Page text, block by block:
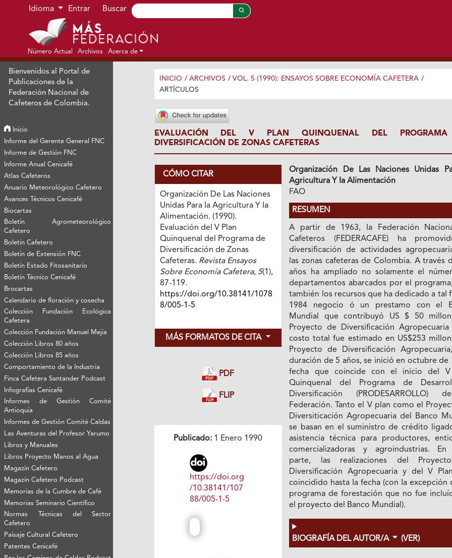
Ir al menú de navegación principal
Ir al contenido principal
Ir al pie de página del sitio
Idioma Entrar Buscar
Número Actual Archivos Acerca de
Bienvenidos al Portal de
Publicaciones de la
Federación Nacional de
Cafeteros de Colombia.
Inicio
Informe del Gerente General FNC
Informe de Gestión FNC
Informe Anual Cenicafé
Atlas Cafeteros
Anuario Meteorológico Cafetero
Avances Técnicos Cenicafé
Biocartas
Boletín Agrometeorológico
Cafetero
Boletín Cafetero
Boletín de Extensión FNC
Boletín Estado Fitosanitario
Boletín Técnico Cenicafé
Brocartas
Calendario de floración y cosecha
Colección Fundación Ecológica
Cafetera
Colección Fundación Manuel Mejía
Colección Libros 80 años
Colección Libros 85 años
Comportamiento de la Industria
Finca Cafetera Santander Podcast
Infografías Cenicafé
Informes de Gestión Comité
Antioquía
Informes de Gestión Comité Caldas
Las Aventuras del Profesor Yarumo
Libros y Manuales
Libros Proyecto Manos al Agua
Magazín Cafetero
Magazín Cafetero Podcast
Memorias de la Cumbre de Café
Memorias Seminario Científico
Normas Técnicas del Sector
Cafetero
Paisaje Cultural Cafetero
Patentes Cenicafé
INICIO / ARCHIVOS / VOL. 5 (1990): ENSAYOS SOBRE ECONOMÍA CAFETERA /
ARTÍCULOS
EVALUACIÓN DEL V PLAN QUINQUENAL DEL
DIVERSIFICACIÓN DE ZONAS CAFETERAS
CÓMO CITAR
Organización De Las Naciones
Unidas Para Ia Agricultura Y Ia
Alimentación. (1990).
Evaluación del V Plan
Quinquenal del Programa de
Diversificación de Zonas
Cafeteras. Revista Ensayos
Sobre Economía Cafetera, 5(1),
87-119.
https://doi.org/10.38141/1078
8/005-1-5
MÁS FORMATOS DE CITA
PDF
FLIP
Publicado: 1 Enero 1990
https://doi.org
/10.38141/107
88/005-1-5
Organización De Las Naciones Unidas
Agricultura Y Ia Alimentación
FAO
RESUMEN
A partir de 1963, Ia Federación
Cafeteros (FEDERACAFE) ha
diversificación de actividades
las zonas cafeteras de Colombia. A través
años ha ampliado no solamente el
departamentos abarcados por el
también los recursos que ha dedicado a tal
1984 negocio ó un prestamo con el
Mundial que contribuyó US $ 50
Proyecto de Diversificación Agropecuaria
costo total fue estimado en US$253
Proyecto de Diversificación
duración de 5 años, se inició en octubre de
fecha que coincide con el inicio del V
Quinquenal del Programa de
Diversificación (PRODESARROLLO)
Federación. Tanto el V plan como el
Diversiticación Agropecuaria del Banco
se basan en el suministro de crédito
asistencia técnica para productores,
comercializadoras y agroindustrias. En
parte, las realizaciones del
Diversificación Agropecuaria y del V
coincidido hasta Ia fecha (con Ia excepción
programa de forestación que no fue
el proyecto del Banco Mundial).
BIOGRAFÍA DEL AUTOR/A (VER)